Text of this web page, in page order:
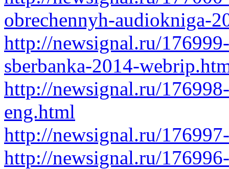
obrechennyh-audiokniga-
http://newsignal.ru/
sberbanka-2014-
http://newsignal.ru/
eng.html
http://newsignal.ru/
http://newsignal.ru/